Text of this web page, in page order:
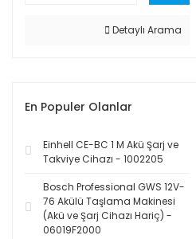
Detaylı Arama
En Populer Olanlar
Einhell CE-BC 1 M Akü Şarj ve
Takviye Cihazı - 1002205
Bosch Professional GWS 12V-
76 Akülü Taşlama Makinesi
(Akü ve Şarj Cihazı Hariç) -
06019F2000